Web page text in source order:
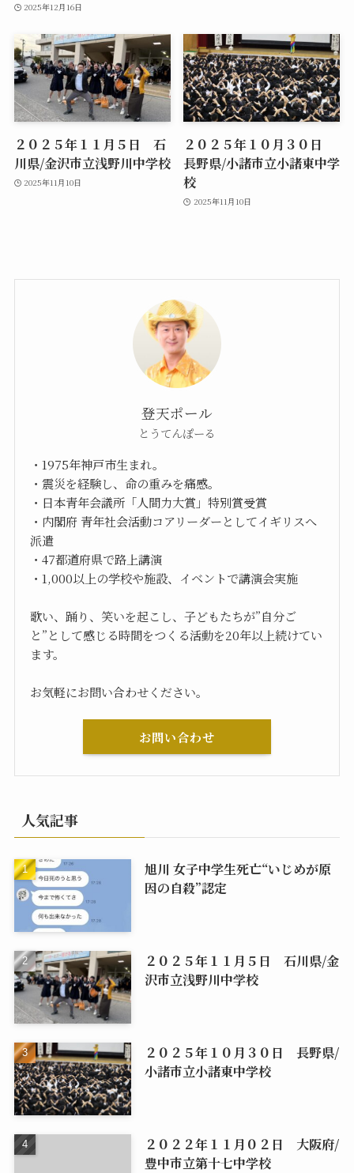
2025年12月16日
２０２５年１１月５日 石
川県/金沢市立浅野川中学校
2025年11月10日
２０２５年１０月３０日
長野県/小諸市立小諸東中学
校
2025年11月10日
登天ポール
とうてんぽーる
・1975年神戸市生まれ。
・震災を経験し、命の重みを痛感。
・日本青年会議所「人間力大賞」特別賞受賞
・内閣府 青年社会活動コアリーダーとしてイギリスへ
派遣
・47都道府県で路上講演
・1,000以上の学校や施設、イベントで講演会実施
歌い、踊り、笑いを起こし、子どもたちが”自分ご
と”として感じる時間をつくる活動を20年以上続けてい
ます。
お気軽にお問い合わせください。
お問い合わせ
人気記事
旭川 女子中学生死亡“いじめが原
因の自殺”認定
２０２５年１１月５日 石川県/金
沢市立浅野川中学校
２０２５年１０月３０日 長野県/
小諸市立小諸東中学校
２０２２年１１月０２日 大阪府/
豊中市立第十七中学校